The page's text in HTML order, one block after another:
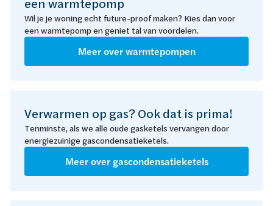
een warmtepomp
Wil je je woning echt future-proof maken? Kies dan voor
een warmtepomp en geniet tal van voordelen.
Meer over warmtepompen
Verwarmen op gas? Ook dat is prima!
Tenminste, als we alle oude gasketels vervangen door
energiezuinige gascondensatieketels.
Meer over gascondensatieketels